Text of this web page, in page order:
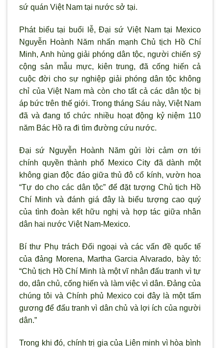
sứ quán Việt Nam tại nước sở tại.
Phát biểu tại buổi lễ, Đại sứ Việt Nam tại Mexico
Nguyễn Hoành Năm nhấn mạnh Chủ tịch Hồ Chí
Minh, Anh hùng giải phóng dân tộc, người chiến sỹ
cộng sản mẫu mực, kiên trung, đã cống hiến cả
cuộc đời cho sự nghiệp giải phóng dân tộc không
chỉ của Việt Nam mà còn cho tất cả các dân tộc bị
áp bức trên thế giới. Trong tháng Sáu này, Việt Nam
đã và đang tổ chức nhiều hoạt động kỷ niệm 110
năm Bác Hồ ra đi tìm đường cứu nước.
Đại sứ Nguyễn Hoành Năm gửi lời cảm ơn tới
chính quyền thành phố Mexico City đã dành một
không gian độc đáo giữa thủ đô cổ kính, vườn hoa
“Tự do cho các dân tộc” để đặt tượng Chủ tịch Hồ
Chí Minh và đánh giá đây là biểu tượng cao quý
của tình đoàn kết hữu nghị và hợp tác giữa nhân
dân hai nước Việt Nam-Mexico.
Bí thư Phụ trách Đối ngoại và các vấn đề quốc tế
của đảng Morena, Martha Garcia Alvarado, bày tỏ:
“Chủ tịch Hồ Chí Minh là một vĩ nhân đấu tranh vì tự
do, dân chủ, cống hiến và làm việc vì dân. Đảng của
chúng tôi và Chính phủ Mexico coi đây là một tấm
gương để đấu tranh vì dân chủ và lợi ích của người
dân.”
Trong khi đó, chính trị gia của Liên minh vì hòa bình